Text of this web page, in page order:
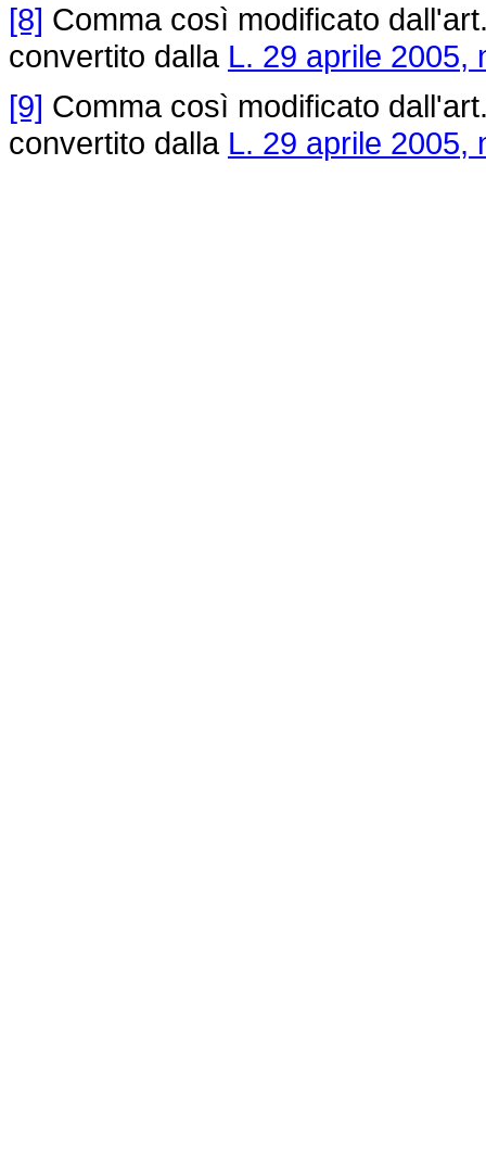
[8] Comma così modificato
convertito dalla L. 29 aprile 2005,
[9] Comma così modificato
convertito dalla L. 29 aprile 2005,